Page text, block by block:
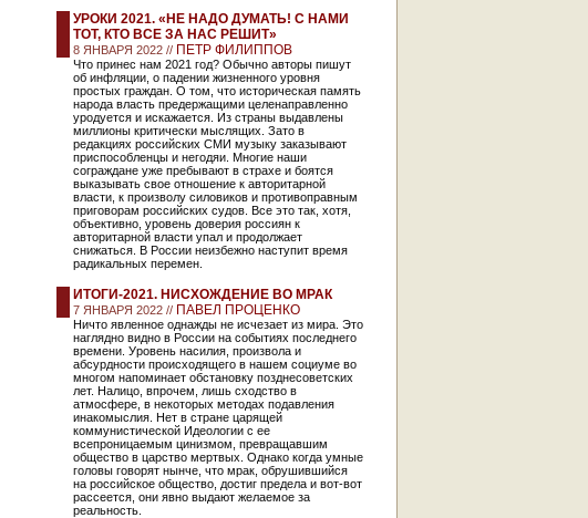
УРОКИ 2021. «НЕ НАДО ДУМАТЬ! С НАМИ
ТОТ, КТО ВСЕ ЗА НАС РЕШИТ»
8 ЯНВАРЯ 2022 // ПЕТР ФИЛИППОВ
Что принес нам 2021 год? Обычно авторы пишут
об инфляции, о падении жизненного уровня
простых граждан. О том, что историческая память
народа власть предержащими целенаправленно
уродуется и искажается. Из страны выдавлены
миллионы критически мыслящих. Зато в
редакциях российских СМИ музыку заказывают
приспособленцы и негодяи. Многие наши
сограждане уже пребывают в страхе и боятся
выказывать свое отношение к авторитарной
власти, к произволу силовиков и противоправным
приговорам российских судов. Все это так, хотя,
объективно, уровень доверия россиян к
авторитарной власти упал и продолжает
снижаться. В России неизбежно наступит время
радикальных перемен.
ИТОГИ-2021. НИСХОЖДЕНИЕ ВО МРАК
7 ЯНВАРЯ 2022 // ПАВЕЛ ПРОЦЕНКО
Ничто явленное однажды не исчезает из мира. Это
наглядно видно в России на событиях последнего
времени. Уровень насилия, произвола и
абсурдности происходящего в нашем социуме во
многом напоминает обстановку позднесоветских
лет. Налицо, впрочем, лишь сходство в
атмосфере, в некоторых методах подавления
инакомыслия. Нет в стране царящей
коммунистической Идеологии с ее
всепроницаемым цинизмом, превращавшим
общество в царство мертвых. Однако когда умные
головы говорят нынче, что мрак, обрушившийся
на российское общество, достиг предела и вот-вот
рассеется, они явно выдают желаемое за
реальность.